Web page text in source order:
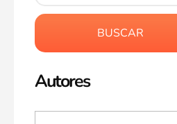
BUSCAR
Autores